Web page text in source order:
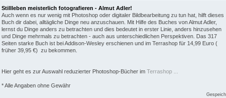
Stillleben meisterlich fotografieren - Almut Adler!
Auch wenn es nur wenig mit Photoshop oder digitaler Bildbearbeitung zu tun hat, hilft dieses
Buch dir dabei, alltägliche Dinge neu anzuschauen. Mit Hilfe des Buches von Almut Adler,
lernst du Dinge anders zu betrachten und dies bedeutet in erster Linie, anders hinzusehen
und Dinge mehrmals zu betrachten - auch aus unterschiedlichen Perspektiven. Das 317
Seiten starke Buch ist bei Addison-Wesley erschienen und im Terrashop für 14,99 Euro (
früher 39,95 €) zu bekommen.
Hier geht es zur Auswahl reduzierter Photoshop-Bücher im Terrashop ...
* Alle Angaben ohne Gewähr